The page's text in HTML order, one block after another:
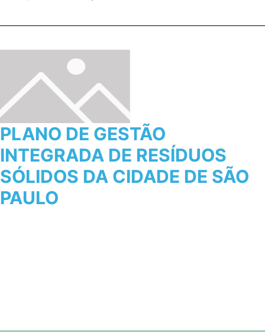
PLANO DE GESTÃO
INTEGRADA DE RESÍDUOS
SÓLIDOS DA CIDADE DE SÃO
PAULO